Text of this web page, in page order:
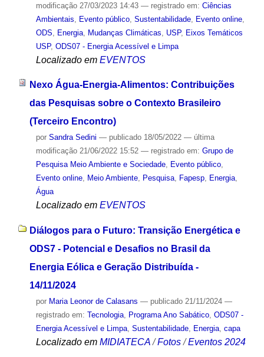
modificação27/03/2023 14:43 — registrado em: Ciências
Ambientais
Evento público, Sustentabilidade, Evento online,
ODS
Energia, Mudanças Climáticas USP, Eixos Temáticos
USP, ODS07 - Energia Acessível e Limpa
Localizado em EVENTOS
Nexo Água-Energia-Alimentos: Contribuições
das Pesquisas sobre o Contexto Brasileiro
(Terceiro Encontro)
por Sandra Sedini — publicado18/05/2022 — última
modificação21/06/2022 15:52 — registrado em: Grupo de
Pesquisa Meio Ambiente e Sociedade, Evento público,
Evento online, Meio Ambiente, Pesquisa, Fapesp, Energia,
Água
Localizado em EVENTOS
Diálogos para o Futuro: Transição Energética e
ODS7 - Potencial e Desafios no Brasil da
Energia Eólica e Geração Distribuída -
14/11/2024
por Maria Leonor de Calasans — publicado21/11/2024 —
registrado em: Tecnologia, Programa Ano Sabático, ODS07 -
Energia Acessível e Limpa, Sustentabilidade, Energia, capa
Localizado em MIDIATECA /Fotos /Eventos 2024